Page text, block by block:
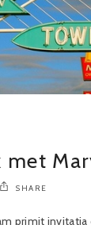
met
SHARE
primit invitatia